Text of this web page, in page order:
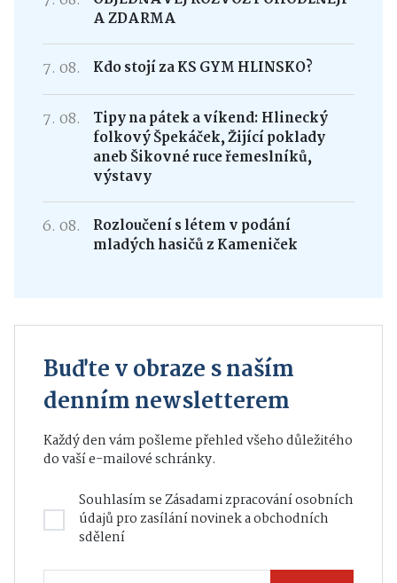
A ZDARMA
7. 08. Kdo stojí za KS GYM HLINSKO?
7. 08.
Tipy na pátek a víkend: Hlinecký
folkový Špekáček, Žijící poklady
aneb Šikovné ruce řemeslníků,
výstavy
6. 08.
Rozloučení s létem v podání
mladých hasičů z Kameniček
Buďte v obraze s naším
denním newsletterem
Každý den vám pošleme přehled všeho důležitého
do vaší e-mailové schránky.
Souhlasím seZásadami zpracování osobních
údajůpro zasílání novinek a obchodních
sdělení